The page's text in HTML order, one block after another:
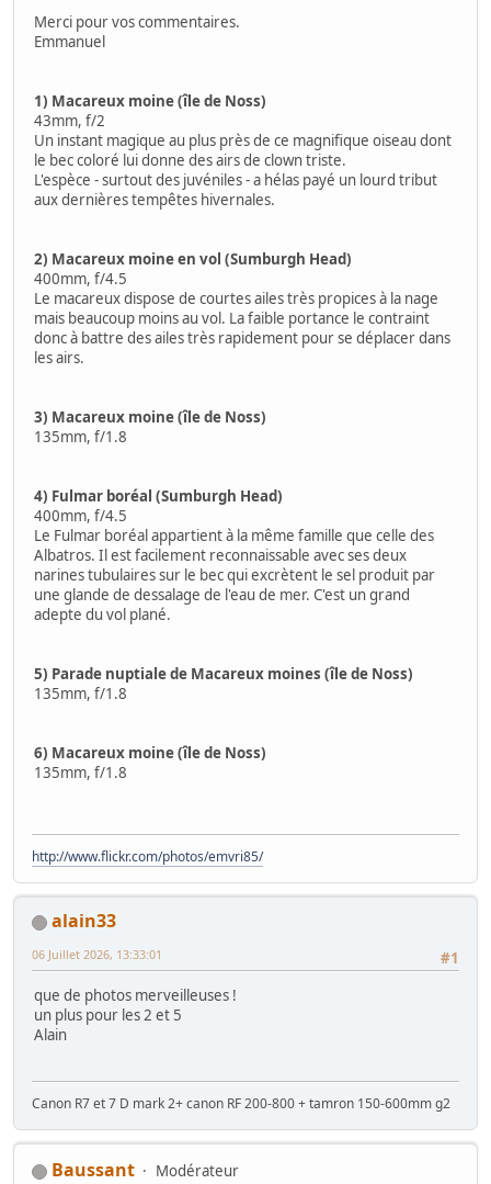
Merci pour vos commentaires.
Emmanuel
1) Macareux moine (île de Noss)
43mm, f/2
Un instant magique au plus près de ce magnifique oiseau dont
le bec coloré lui donne des airs de clown triste.
L'espèce - surtout des juvéniles - a hélas payé un lourd tribut
aux dernières tempêtes hivernales.
2) Macareux moine en vol (Sumburgh Head)
400mm, f/4.5
Le macareux dispose de courtes ailes très propices à la nage
mais beaucoup moins au vol. La faible portance le contraint
donc à battre des ailes très rapidement pour se déplacer dans
les airs.
3) Macareux moine (île de Noss)
135mm, f/1.8
4) Fulmar boréal (Sumburgh Head)
400mm, f/4.5
Le Fulmar boréal appartient à la même famille que celle des
Albatros. Il est facilement reconnaissable avec ses deux
narines tubulaires sur le bec qui excrètent le sel produit par
une glande de dessalage de l'eau de mer. C'est un grand
adepte du vol plané.
5) Parade nuptiale de Macareux moines (île de Noss)
135mm, f/1.8
6) Macareux moine (île de Noss)
135mm, f/1.8
http://www.flickr.com/photos/emvri85/
alain33
#1
06 Juillet 2026, 13:33:01
que de photos merveilleuses !
un plus pour les 2 et 5
Alain
Canon R7 et 7 D mark 2+ canon RF 200-800 + tamron 150-600mm g2
Baussant
Modérateur